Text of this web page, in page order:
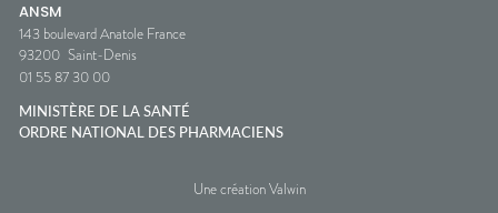
ANSM
143 boulevard Anatole France
93200 Saint-Denis
01 55 87 30 00
MINISTÈRE DE LA SANTÉ
ORDRE NATIONAL DES PHARMACIENS
Une création Valwin